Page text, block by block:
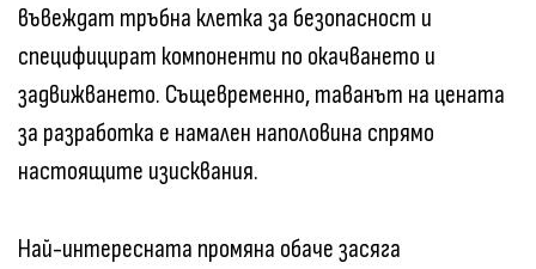
въвеждат тръбна клетка за безопасност и
специфицират компоненти по окачването и
задвижването. Същевременно, таванът на цената
за разработка е намален наполовина спрямо
настоящите изисквания.
Най-интересната промяна обаче засяга